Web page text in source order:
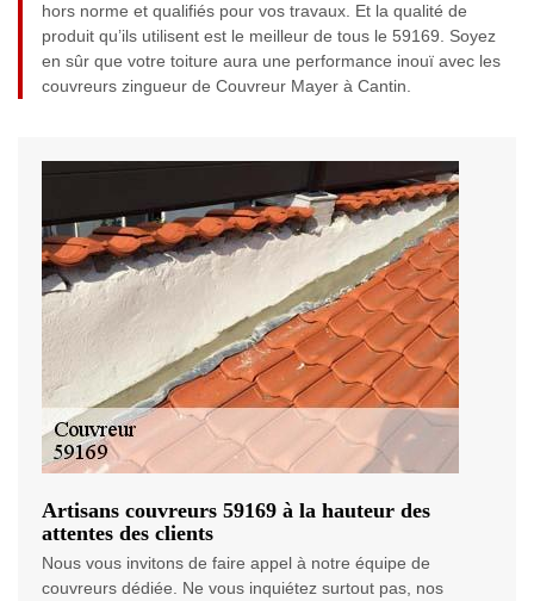
hors norme et qualifiés pour vos travaux. Et la qualité de
produit qu’ils utilisent est le meilleur de tous le 59169. Soyez
en sûr que votre toiture aura une performance inouï avec les
couvreurs zingueur de Couvreur Mayer à Cantin.
Artisans couvreurs 59169 à la hauteur des
attentes des clients
Nous vous invitons de faire appel à notre équipe de
couvreurs dédiée. Ne vous inquiétez surtout pas, nos